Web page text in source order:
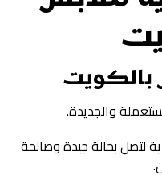
بالكويت
والجديدة.
لتصل بحالة جيدة وصالحة